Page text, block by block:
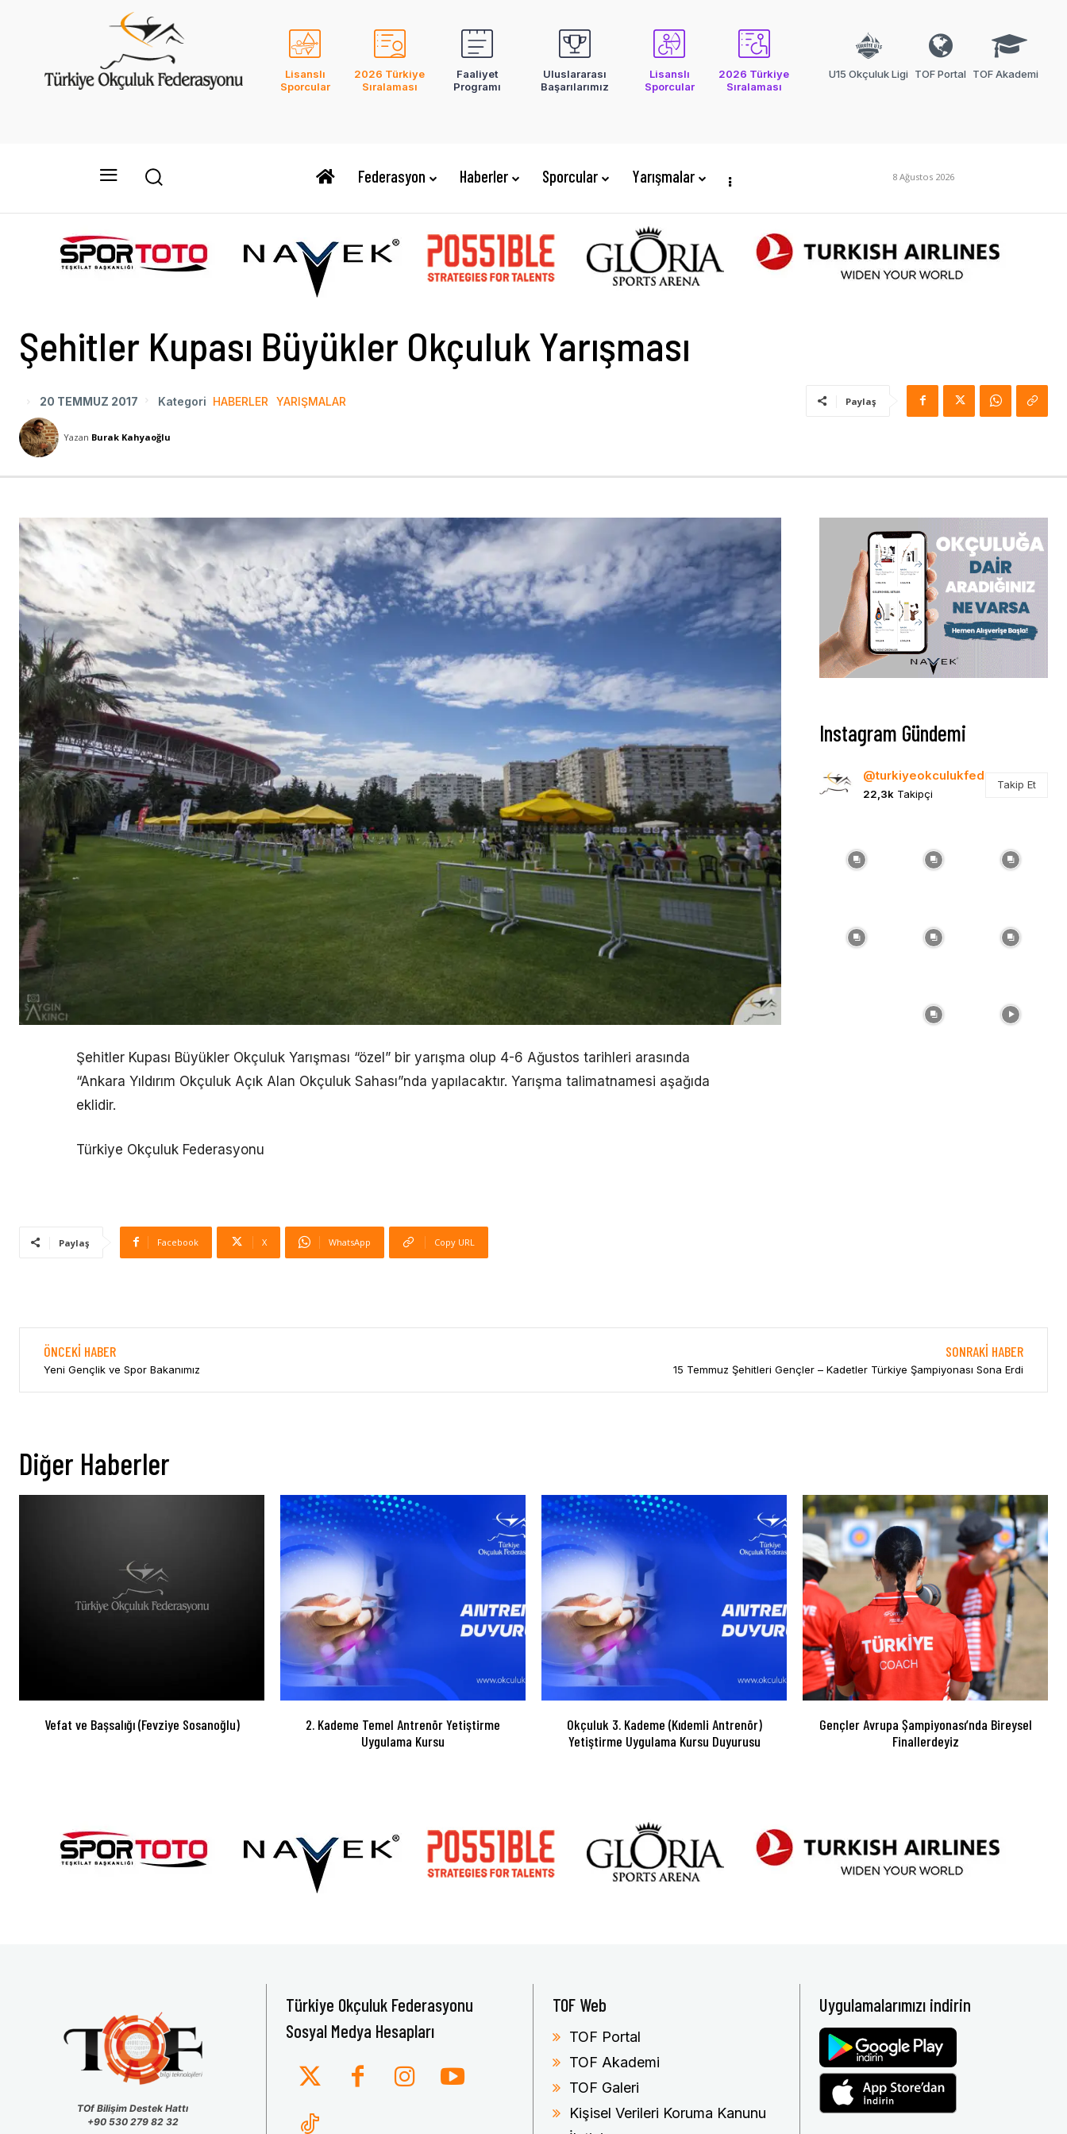
Lisanslı
Sporcular
2026 Türkiye
Sıralaması
Faaliyet
Programı
Uluslararası
Başarılarımız
Lisanslı
Sporcular
2026 Türkiye
Sıralaması
U15 Okçuluk Ligi TOF Portal TOF Akademi
Federasyon Haberler Sporcular Yarışmalar 8 Ağustos 2026
Şehitler Kupası Büyükler Okçuluk Yarışması
20 TEMMUZ 2017 Kategori HABERLER YARIŞMALAR Paylaş
Yazan Burak Kahyaoğlu
Şehitler Kupası Büyükler Okçuluk Yarışması “özel” bir yarışma olup 4-6 Ağustos tarihleri arasında
“Ankara Yıldırım Okçuluk Açık Alan Okçuluk Sahası”nda yapılacaktır. Yarışma talimatnamesi aşağıda
eklidir.
Türkiye Okçuluk Federasyonu
Paylaş Facebook X WhatsApp Copy URL
Instagram Gündemi
@turkiyeokculukfed
22,3k Takipçi
Takip Et
ÖNCEKI HABER
Yeni Gençlik ve Spor Bakanımız
SONRAKI HABER
15 Temmuz Şehitleri Gençler – Kadetler Türkiye Şampiyonası Sona Erdi
Diğer Haberler
Vefat ve Başsalığı (Fevziye Sosanoğlu)
2. Kademe Temel Antrenör Yetiştirme
Uygulama Kursu
Okçuluk 3. Kademe (Kıdemli Antrenör)
Yetiştirme Uygulama Kursu Duyurusu
Gençler Avrupa Şampiyonası’nda Bireysel
Finallerdeyiz
TOf Bilişim Destek Hattı
+90 530 279 82 32
Türkiye Okçuluk Federasyonu
Sosyal Medya Hesapları
TOF Web
TOF Portal
TOF Akademi
TOF Galeri
Kişisel Verileri Koruma Kanunu
Uygulamalarımızı indirin